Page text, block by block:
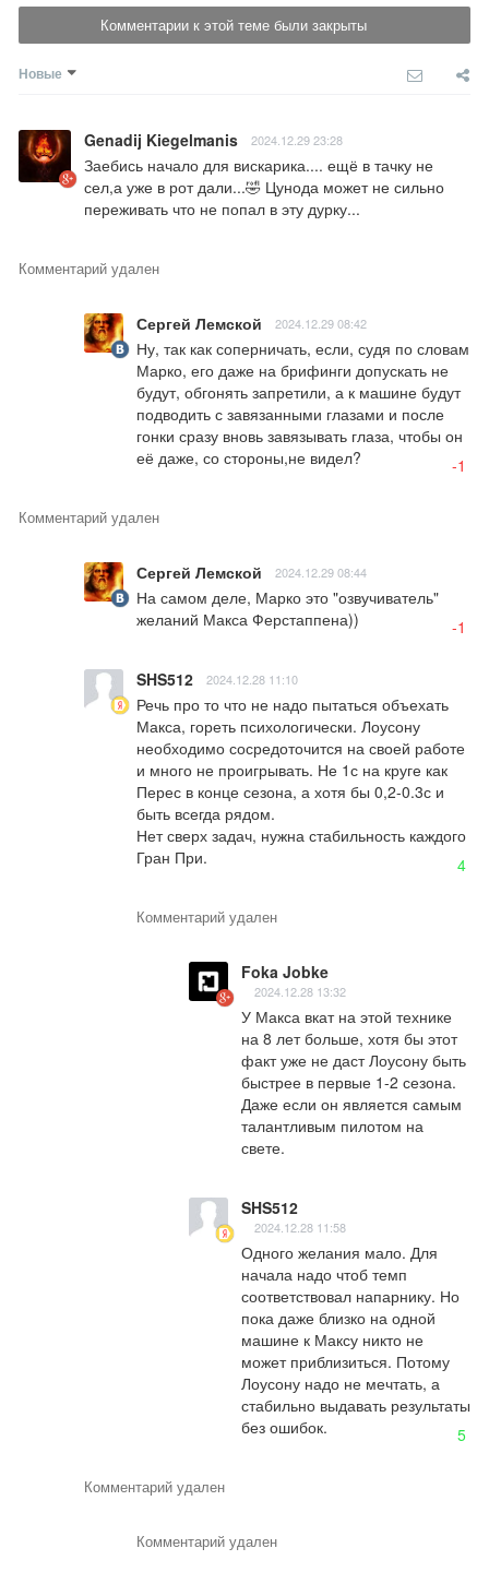
Комментарии к этой теме были закрыты
Новые
Genadij Kiegelmanis 2024.12.29 23:28
Заебись начало для вискарика.... ещё в тачку не
сел,а уже в рот дали...🤣 Цунода может не сильно
переживать что не попал в эту дурку...
Комментарий удален
Сергей Лемской 2024.12.29 08:42
Ну, так как соперничать, если, судя по словам
Марко, его даже на брифинги допускать не
будут, обгонять запретили, а к машине будут
подводить с завязанными глазами и после
гонки сразу вновь завязывать глаза, чтобы он
её даже, со стороны,не видел?
-1
Комментарий удален
Сергей Лемской 2024.12.29 08:44
На самом деле, Марко это "озвучиватель"
желаний Макса Ферстаппена))
-1
SHS512 2024.12.28 11:10
Речь про то что не надо пытаться объехать
Макса, гореть психологически. Лоусону
необходимо сосредоточится на своей работе
и много не проигрывать. Не 1с на круге как
Перес в конце сезона, а хотя бы 0,2-0.3с и
быть всегда рядом.
Нет сверх задач, нужна стабильность каждого
Гран При.
4
Комментарий удален
Foka Jobke
2024.12.28 13:32
У Макса вкат на этой технике
на 8 лет больше, хотя бы этот
факт уже не даст Лоусону быть
быстрее в первые 1-2 сезона.
Даже если он является самым
талантливым пилотом на
свете.
SHS512
2024.12.28 11:58
Одного желания мало. Для
начала надо чтоб темп
соответствовал напарнику. Но
пока даже близко на одной
машине к Максу никто не
может приблизиться. Потому
Лоусону надо не мечтать, а
стабильно выдавать результаты
без ошибок.
5
Комментарий удален
Комментарий удален